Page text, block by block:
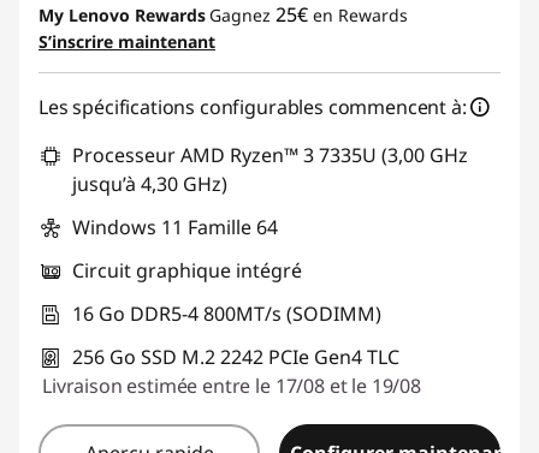
My Lenovo Rewards Gagnez 25€ en Rewards
S’inscrire maintenant
Les spécifications configurables commencent à:
Processeur AMD Ryzen™ 3 7335U (3,00 GHz
jusqu’à 4,30 GHz)
Windows 11 Famille 64
Circuit graphique intégré
16 Go DDR5-4 800MT/s (SODIMM)
256 Go SSD M.2 2242 PCIe Gen4 TLC
Livraison estimée entre le 17/08 et le 19/08